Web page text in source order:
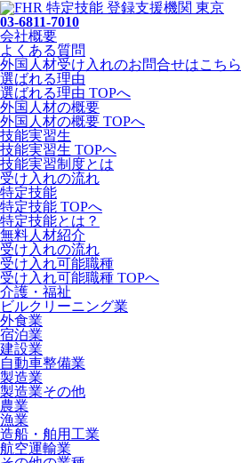
03-6811-7010
会社概要
よくある質問
外国人材受け入れのお問合せはこちら
選ばれる理由
選ばれる理由 TOPへ
外国人材の概要
外国人材の概要 TOPへ
技能実習生
技能実習生 TOPへ
技能実習制度とは
受け入れの流れ
特定技能
特定技能 TOPへ
特定技能とは？
無料人材紹介
受け入れの流れ
受け入れ可能職種
受け入れ可能職種 TOPへ
介護・福祉
ビルクリーニング業
外食業
宿泊業
建設業
自動車整備業
製造業
製造業その他
農業
漁業
造船・舶用工業
航空運輸業